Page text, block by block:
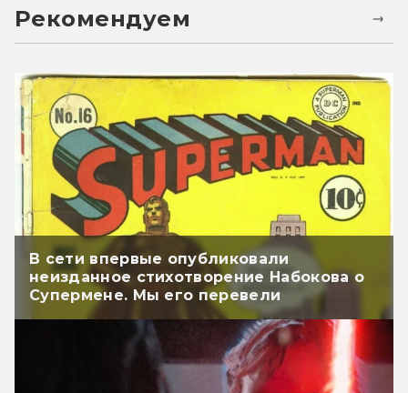
Рекомендуем
В сети впервые опубликовали
неизданное стихотворение Набокова о
Супермене. Мы его перевели